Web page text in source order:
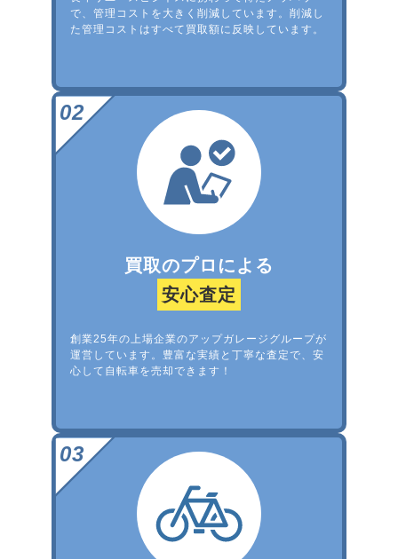
で、管理コストを大きく削減しています。削減し
た管理コストはすべて買取額に反映しています。
買取のプロによる
安心査定
創業25年の上場企業のアップガレージグループが
運営しています。豊富な実績と丁寧な査定で、安
心して自転車を売却できます！